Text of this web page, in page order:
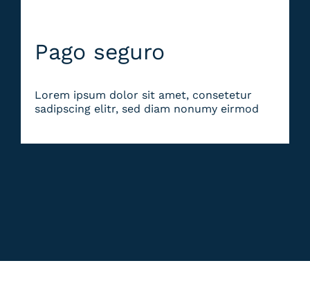
Pago seguro
Lorem ipsum dolor sit amet, consetetur
sadipscing elitr, sed diam nonumy eirmod